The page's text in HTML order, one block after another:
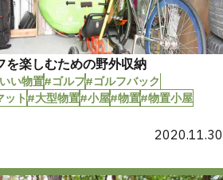
を楽しむための野外収納
い物置#ゴルフ#ゴルフバック
ト#大型物置#小屋#物置#物置小屋
2020.11.30